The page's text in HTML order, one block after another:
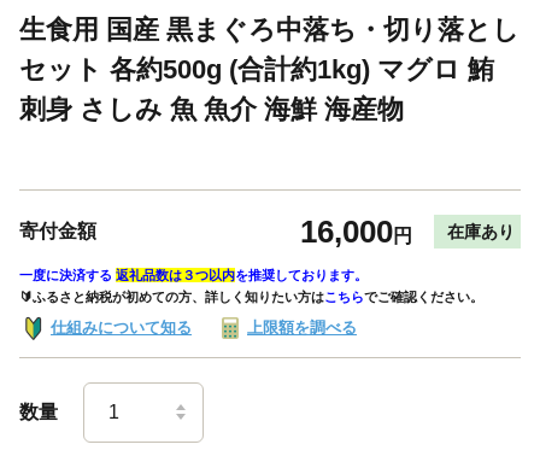
生食用 国産 黒まぐろ中落ち・切り落とし
セット 各約500g (合計約1kg) マグロ 鮪
刺身 さしみ 魚 魚介 海鮮 海産物
寄付金額 16,000円 在庫あり
一度に決済する 返礼品数は３つ以内を推奨しております。
🔰ふるさと納税が初めての方、詳しく知りたい方はこちらでご確認ください。
仕組みについて知る 上限額を調べる
数量